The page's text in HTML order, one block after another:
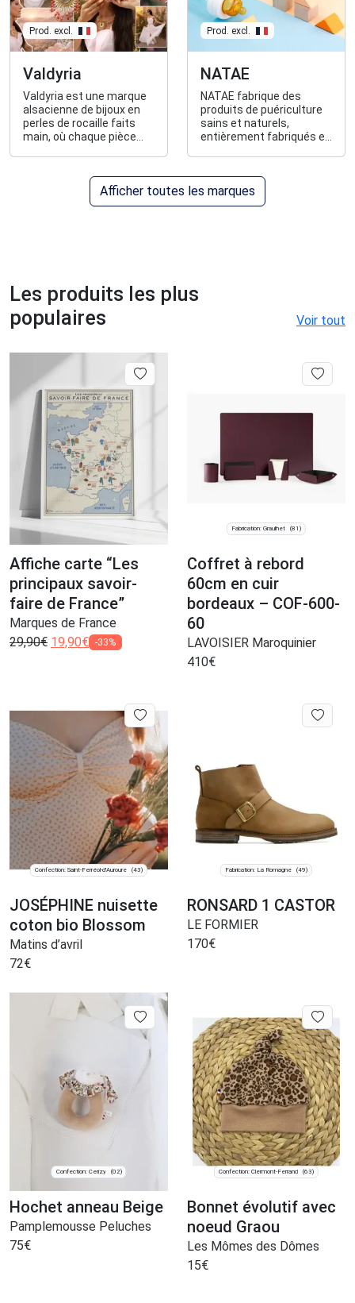
Prod. excl.
Valdyria
Valdyria est une marque
alsacienne de bijoux en
perles de rocaille faits
main, où chaque pièce
Prod. excl.
NATAE
NATAE fabrique des
produits de puériculture
sains et naturels,
entièrement fabriqués en
Afficher toutes les marques
Les produits les plus
populaires
Voir tout
Affiche carte “Les
principaux savoir-
faire de France”
Marques de France
29,90€ 19,90€ -33%
Fabrication: Graulhet (81)
Coffret à rebord
60cm en cuir
bordeaux – COF-600-
60
LAVOISIER Maroquinier
410€
Confection: Saint-Ferréol-d'Auroure (43)
JOSÉPHINE nuisette
coton bio Blossom
Matins d’avril
72€
Fabrication: La Romagne (49)
RONSARD 1 CASTOR
LE FORMIER
170€
Confection: Cerizy (02)
Hochet anneau Beige
Pamplemousse Peluches
75€
Confection: Clermont-Ferrand (63)
Bonnet évolutif avec
noeud Graou
Les Mômes des Dômes
15€